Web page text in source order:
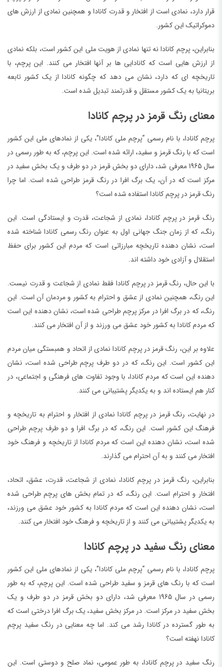
قرار دارد، نمادی است از افتخار و قدرت کانادا و همچنین نمادی از ارزش های
دموکراتیک این کشور.
بنابراین، پرچم کانادا نه تنها نمادی از هویت ملی این کشور است، بلکه نمادی
از ارزش هایی است که کانادایی ها بر آنها افتخار می کنند. این پرچم، با
تاریخچه ای که دارد، نشان می دهد که چگونه کانادا از یک کشور تابعه
بریتانیا به یک کشور مستقل و قدرتمند تبدیل شده است.
معنای رنگ قرمز در پرچم کانادا
پرچم کانادا، با نام رسمی “پرچم ملی کانادا”، یکی از نمادهای ملی این کشور
است که با رنگ قرمز و سفید، ارائه شده است. این پرچم، که به طور رسمی در
سال 1965 معرفی شد، دارای دو بخش قرمز در دو طرف و یک بخش سفید در
مرکز است که در آن، یک برگ افرا در رنگ قرمز طراحی شده است. اما چرا
رنگ قرمز در پرچم کانادا استفاده شده است؟
رنگ قرمز در پرچم کانادا، نمادی از شجاعت، قدرت و ایستادگی است. این
رنگ، که از زمان جنگ جهانی اول به عنوان رنگ رسمی کانادا شناخته شده
است، نشان دهنده تاریخچه مبارزاتی است که مردم این کشور برای حفظ
استقلال و آزادی خود داشته اند.
با این حال، رنگ قرمز در پرچم کانادا فقط نمادی از شجاعت و قدرت نیست.
این رنگ، همچنین نمادی از عشق و احترام به کشور و مردمان آن است. این
رنگ، که در برگ افرا در مرکز پرچم طراحی شده است، نشان دهنده این است
که مردم کانادا به کشور خود عشق می ورزند و از آن افتخار می کنند.
علاوه بر این، رنگ قرمز در پرچم کانادا نمادی از اتحاد و همبستگی میان مردم
این کشور است. این رنگ، که در دو طرف پرچم طراحی شده است، نشان
دهنده این است که مردم کانادا، با وجود تفاوت های فرهنگی و اجتماعی، در
کنار هم ایستاده اند و به یکدیگر پشتیبانی می کنند.
در نهایت، رنگ قرمز در پرچم کانادا نمادی از افتخار و احترام به تاریخچه و
فرهنگ این کشور است. این رنگ، که در برگ افرا و دو طرف پرچم طراحی
شده است، نشان دهنده این است که مردم کانادا از تاریخچه و فرهنگ خود
افتخار می کنند و به آن احترام می گذارند.
بنابراین، رنگ قرمز در پرچم کانادا، نمادی از شجاعت، قدرت، عشق، اتحاد،
افتخار و احترام است. این رنگ، که در تمام بخش های پرچم طراحی شده
است، نشان دهنده این است که مردم کانادا به کشور خود عشق می ورزند،
به یکدیگر پشتیبانی می کنند و از تاریخچه و فرهنگ خود افتخار می کنند.
معنای رنگ سفید در پرچم کانادا
پرچم کانادا، با نام رسمی “پرچم ملی کانادا”، یکی از نمادهای ملی این کشور
است که با رنگ های قرمز و سفید طراحی شده است. این پرچم، که به طور
رسمی در سال 1965 معرفی شد، دارای دو بخش قرمز در دو طرف و یک
بخش سفید در مرکز است. در مرکز بخش سفید، یک برگ افرا درختی است که
به طور گسترده در کانادا رشد می کند. اما چه معنایی در رنگ سفید پرچم
کانادا نهفته است؟
رنگ سفید در پرچم کانادا، به طور عمومی، نماد صلح و دوستی است. این